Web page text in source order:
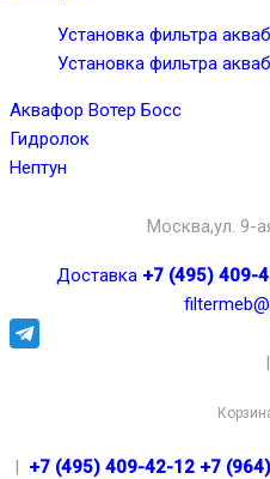
Установка фильтра
Установка фильтра
Аквафор Вотер Босс
Гидролок
Нептун
Москва,ул. 9-
Доставка +7 (495) 409-
|
| +7 (495) 409-42-12 +7